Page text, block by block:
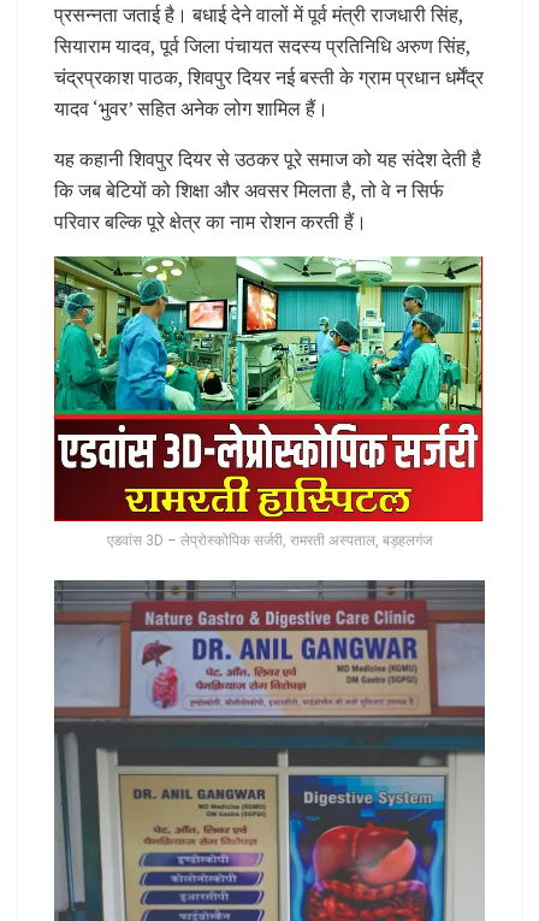
प्रसन्नता जताई है। बधाई देने वालों में पूर्व मंत्री राजधारी सिंह,
सियाराम यादव, पूर्व जिला पंचायत सदस्य प्रतिनिधि अरुण सिंह,
चंद्रप्रकाश पाठक, शिवपुर दियर नई बस्ती के ग्राम प्रधान धर्मेंद्र
यादव ‘भुवर’ सहित अनेक लोग शामिल हैं।
यह कहानी शिवपुर दियर से उठकर पूरे समाज को यह संदेश देती है
कि जब बेटियों को शिक्षा और अवसर मिलता है, तो वे न सिर्फ
परिवार बल्कि पूरे क्षेत्र का नाम रोशन करती हैं।
एडवांस 3D – लेप्रोस्कोपिक सर्जरी, रामरती अस्पताल, बड़हलगंज